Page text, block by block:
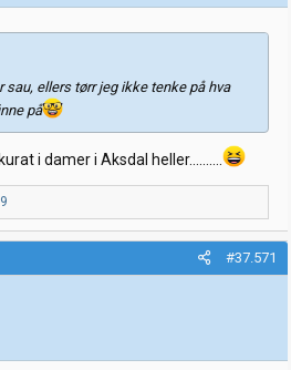
sau, ellers tørr jeg ikke tenke på hva
på
i damer i Aksdal heller……….
#37.571